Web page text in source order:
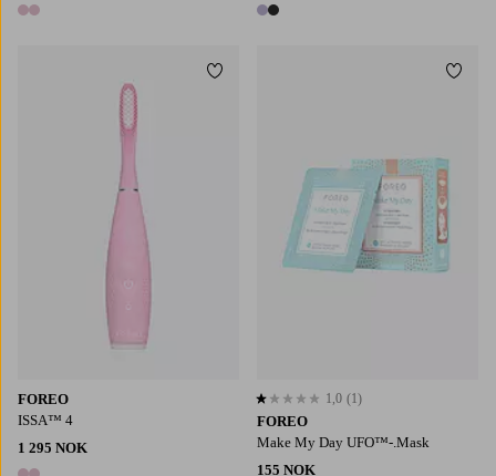
2 farger 2 farger
FOREO
ISSA™ 4
1 295 NOK
Legg til favoritter
FOREO
Make My Day UFO™-.Mask
155 NOK
1,0 basert på 1 karaktergivninger
1,0 (1)